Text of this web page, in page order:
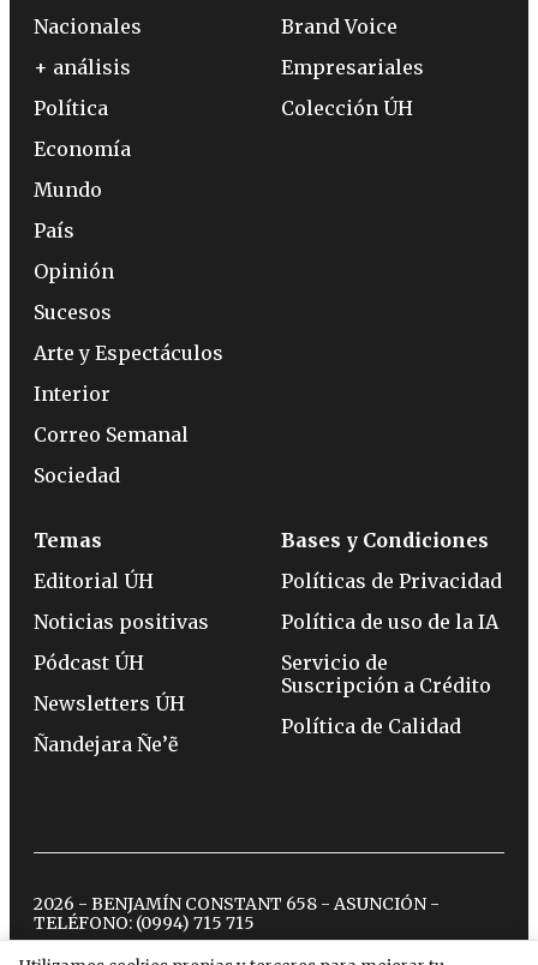
Nacionales
+ análisis
Política
Economía
Mundo
País
Opinión
Sucesos
Arte y Espectáculos
Interior
Correo Semanal
Sociedad
Brand Voice
Empresariales
Colección ÚH
Temas
Editorial ÚH
Noticias positivas
Pódcast ÚH
Newsletters ÚH
Ñandejara Ñe’ẽ
Bases y Condiciones
Políticas de Privacidad
Política de uso de la IA
Servicio de
Suscripción a Crédito
Política de Calidad
2026 - BENJAMÍN CONSTANT 658 - ASUNCIÓN -
TELÉFONO: (0994) 715 715